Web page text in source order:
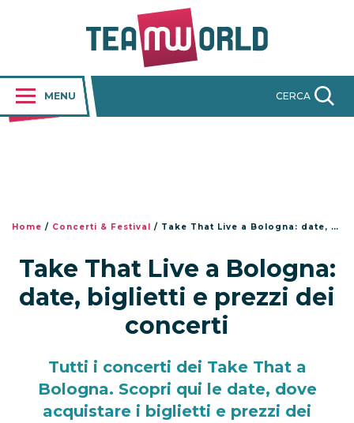
MENU CERCA
Home / Concerti & Festival / Take That Live a Bologna: date, biglietti e prezzi dei concerti
Take That Live a Bologna:
date, biglietti e prezzi dei
concerti
Tutti i concerti dei Take That a
Bologna. Scopri qui le date, dove
acquistare i biglietti e prezzi dei